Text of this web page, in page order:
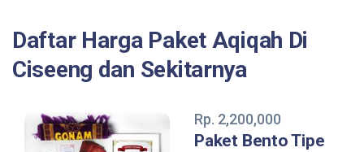
Daftar Harga Paket Aqiqah Di
Ciseeng dan Sekitarnya
Rp. 2,200,000
Paket Bento Tipe